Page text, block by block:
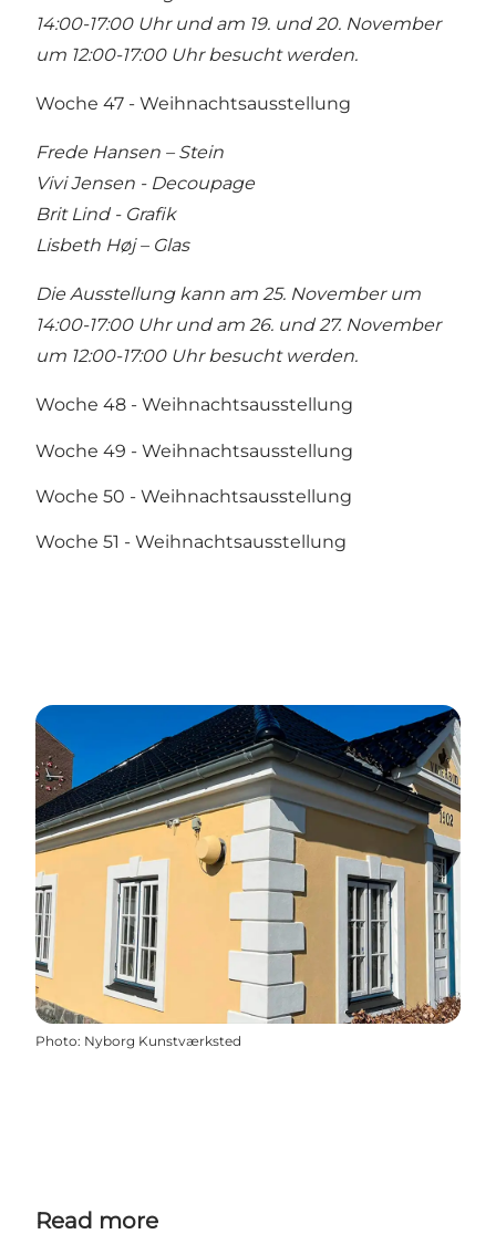
14:00-17:00 Uhr und am 19. und 20. November
um 12:00-17:00 Uhr besucht werden.
Woche 47 - Weihnachtsausstellung
Frede Hansen – Stein
Vivi Jensen - Decoupage
Brit Lind - Grafik
Lisbeth Høj – Glas
Die Ausstellung kann am 25. November um
14:00-17:00 Uhr und am 26. und 27. November
um 12:00-17:00 Uhr besucht werden.
Woche 48 - Weihnachtsausstellung
Woche 49 - Weihnachtsausstellung
Woche 50 - Weihnachtsausstellung
Woche 51 - Weihnachtsausstellung
Photo: Nyborg Kunstværksted
Read more